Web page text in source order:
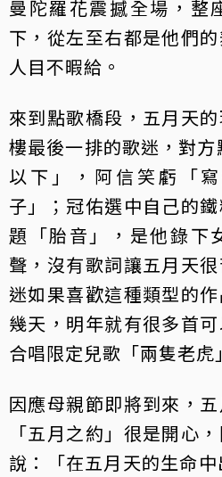
曼陀羅花震撼全場，整
下，從左至右都是他們
人目不暇給。
來到點歌橋段，五月天
樓最後一排的歌迷，對
以下」，阿信笑虧「
子」；冠佑選中自己的
題「胎音」，是他錄下
聲，沒有歌詞讓五月天
迷如果喜歡這種類型的
幾天，明年就有很多首
合唱限定兒歌「兩隻老虎
因應母親節即將到來，
「五月之約」很是開心
說：「在五月天的生命